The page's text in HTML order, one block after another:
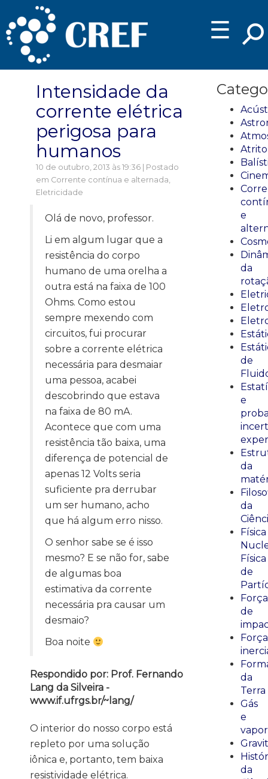
☰
Intensidade da
corrente elétrica
perigosa para
humanos
10 de outubro, 2013 às 19:36 | Postado
em Corrente contínua e alternada,
Eletricidade
Olá de novo, professor.
Li em algum lugar que a
resistência do corpo
humano de uma orelha a
outra está na faixa de 100
Ohms. Como estou
sempre mexendo com
circuitos, fui procurar
sobre a corrente elétrica
necessária para desmaiar
uma pessoa, acabei
descobrindo que estava
na faixa de 80 mA.
Acontece que com uma
resistência tão baixa, uma
diferença de potencial de
apenas 12 Volts seria
suficiente pra derrubar
um ser humano, acho
que há algum erro nisso.
O senhor sabe se é isso
mesmo? E se não for, sabe
de algumas boa
estimativa da corrente
necessária pra causar um
desmaio?
Boa noite
Respondido por: Prof. Fernando
Lang da Silveira -
www.if.ufrgs.br/~lang/
O interior do nosso corpo está
repleto por uma solução
iônica e, portanto, tem baixa
resistividade elétrica.
Atrito
e
da
de
e
da
da
Física
Física
de
Força
de
da
Terra
Gás
e
vapor
da